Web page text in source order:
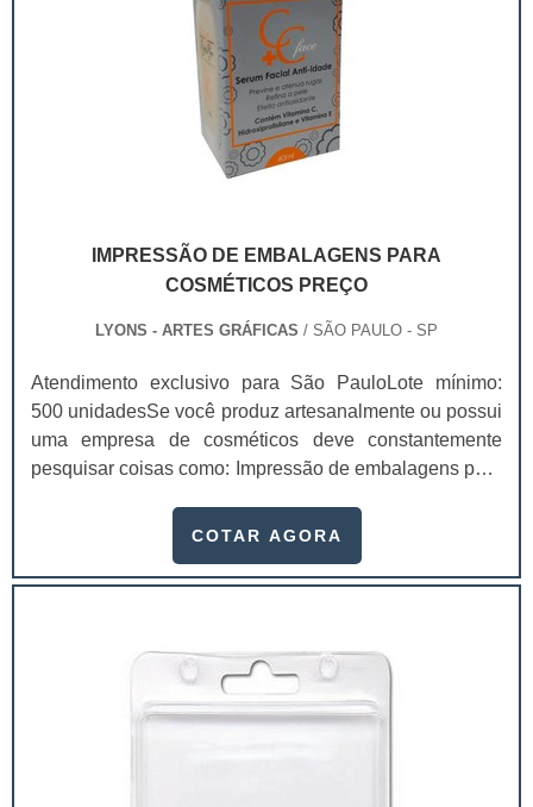
IMPRESSÃO DE EMBALAGENS PARA
COSMÉTICOS PREÇO
LYONS - ARTES GRÁFICAS / SÃO PAULO - SP
Atendimento exclusivo para São PauloLote mínimo:
500 unidadesSe você produz artesanalmente ou possui
uma empresa de cosméticos deve constantemente
pesquisar coisas como: Impressão de embalagens para
um investimento necessário para quem está no
extremamente competitivo, assim, as embalagens
COTAR AGORA